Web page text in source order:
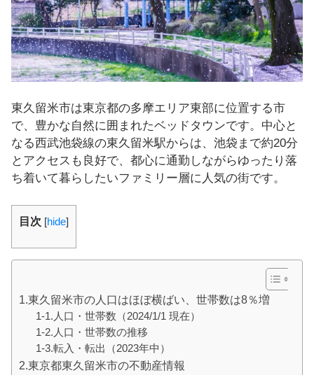
東久留米市は東京都の多摩エリア東部に位置する市
で、豊かな自然に囲まれたベッドタウンです。中心と
なる西武池袋線の東久留米駅からは、池袋まで約20分
とアクセスも良好で、都心に通勤しながらゆったり落
ち着いて暮らしたいファミリー層に人気の街です。
目次 [hide]
1.東久留米市の人口はほぼ横ばい、世帯数は8％増
1-1.人口・世帯数（2024/1/1 現在）
1-2.人口・世帯数の推移
1-3.転入・転出（2023年中）
2.東京都東久留米市の不動産情報